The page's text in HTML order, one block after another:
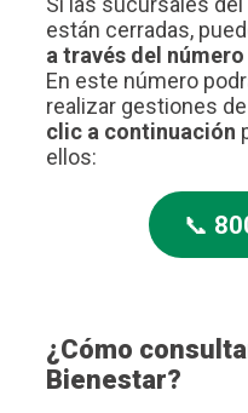
están cerradas,
a través del
En este número
realizar gestiones
clic a continuación
ellos:
📞
¿Cómo
Bienestar?